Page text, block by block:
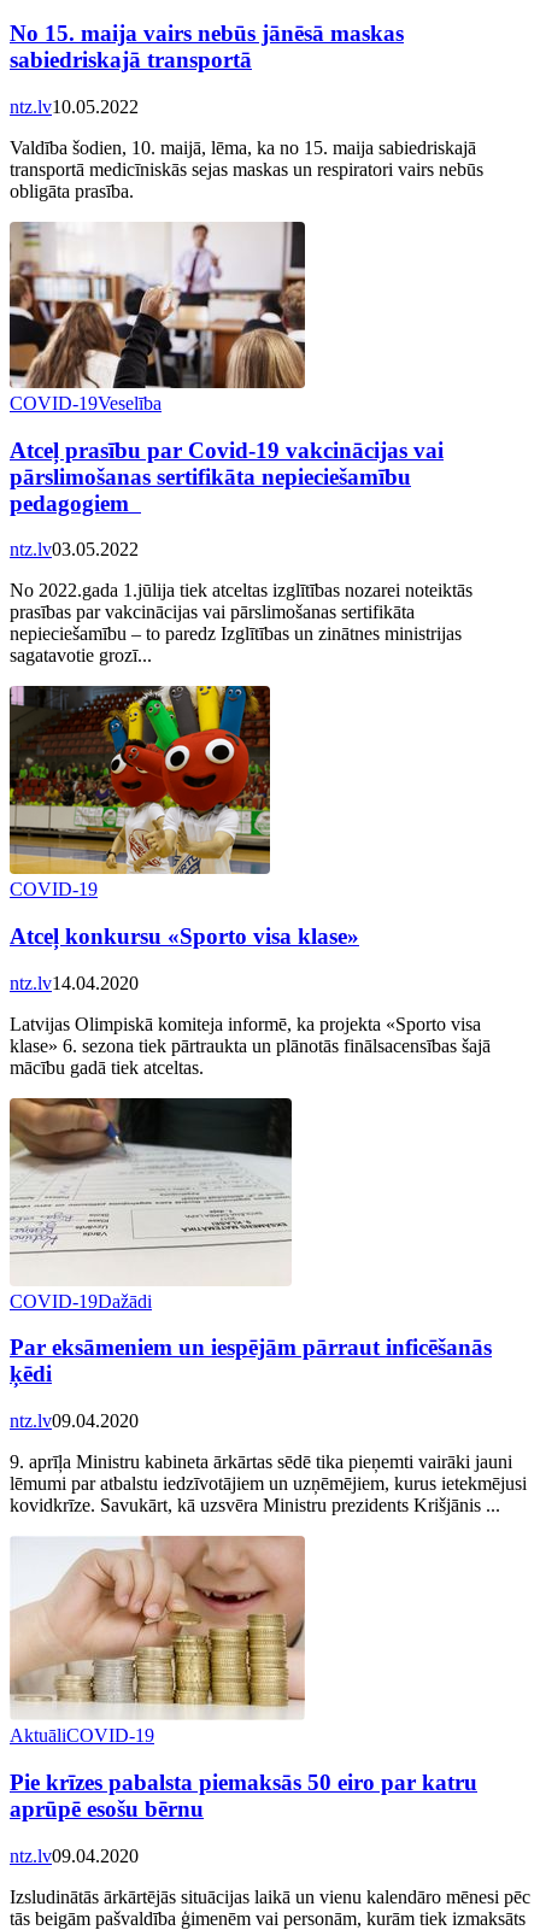
No 15. maija vairs nebūs jānēsā maskas
sabiedriskajā transportā
ntz.lv10.05.2022
Valdība šodien, 10. maijā, lēma, ka no 15. maija sabiedriskajā
transportā medicīniskās sejas maskas un respiratori vairs nebūs
obligāta prasība.
COVID-19Veselība
Atceļ prasību par Covid-19 vakcinācijas vai
pārslimošanas sertifikāta nepieciešamību
pedagogiem
ntz.lv03.05.2022
No 2022.gada 1.jūlija tiek atceltas izglītības nozarei noteiktās
prasības par vakcinācijas vai pārslimošanas sertifikāta
nepieciešamību – to paredz Izglītības un zinātnes ministrijas
sagatavotie grozī...
COVID-19
Atceļ konkursu «Sporto visa klase»
ntz.lv14.04.2020
Latvijas Olimpiskā komiteja informē, ka projekta «Sporto visa
klase» 6. sezona tiek pārtraukta un plānotās finālsacensības šajā
mācību gadā tiek atceltas.
COVID-19Dažādi
Par eksāmeniem un iespējām pārraut inficēšanās
ķēdi
ntz.lv09.04.2020
9. aprīļa Ministru kabineta ārkārtas sēdē tika pieņemti vairāki jauni
lēmumi par atbalstu iedzīvotājiem un uzņēmējiem, kurus ietekmējusi
kovidkrīze. Savukārt, kā uzsvēra Ministru prezidents Krišjānis ...
AktuāliCOVID-19
Pie krīzes pabalsta piemaksās 50 eiro par katru
aprūpē esošu bērnu
ntz.lv09.04.2020
Izsludinātās ārkārtējās situācijas laikā un vienu kalendāro mēnesi pēc
tās beigām pašvaldība ģimenēm vai personām, kurām tiek izmaksāts